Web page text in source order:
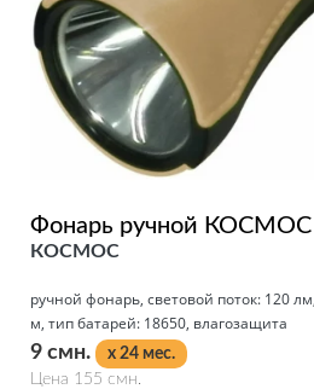
Фонарь ручной КОСМОС
КОСМОС
ручной фонарь, световой поток: 120
м, тип батарей: 18650, влагозащита
9 смн.
x 24 мес.
Цена 155 смн.